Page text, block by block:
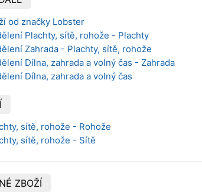
od značky Lobster
Plachty, sítě, rohože - Plachty
Zahrada - Plachty, sítě, rohože
Dílna, zahrada a volný čas - Zahrada
Dílna, zahrada a volný čas
sítě, rohože - Rohože
sítě, rohože - Sítě
ZBOŽÍ